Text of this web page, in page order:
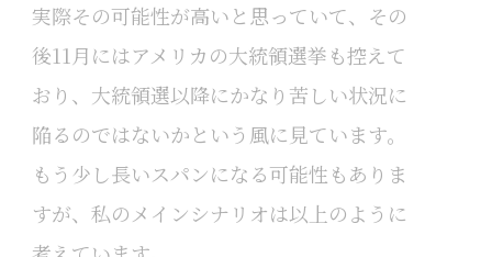
実際その可能性が高いと思っていて、その
後11月にはアメリカの大統領選挙も控えて
おり、大統領選以降にかなり苦しい状況に
陥るのではないかという風に見ています。
もう少し長いスパンになる可能性もありま
すが、私のメインシナリオは以上のように